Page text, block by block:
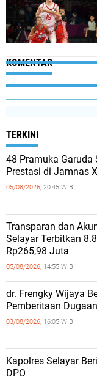
KOMENTAR
TERKINI
48 Pramuka Garuda
Prestasi di Jamnas
05/08/2026, 20:45 WIB
Transparan dan
Selayar Terbitkan
Rp265,98 Juta
05/08/2026, 14:55 WIB
dr. Frengky Wijaya
Pemberitaan
03/08/2026, 16:05 WIB
Kapolres Selayar
DPO